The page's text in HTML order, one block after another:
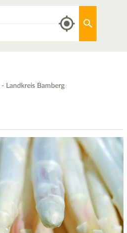
- Landkreis Bamberg